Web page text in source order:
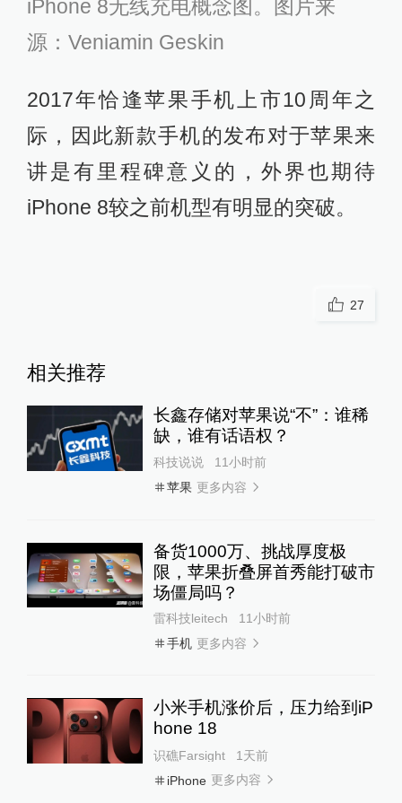
iPhone 8无线充电概念图。图片来
源：Veniamin Geskin
2017年恰逢苹果手机上市10周年之
际，因此新款手机的发布对于苹果来
讲是有里程碑意义的，外界也期待
iPhone 8较之前机型有明显的突破。
27
相关推荐
长鑫存储对苹果说“不”：谁稀
缺，谁有话语权？
科技说说
11小时前
苹果 更多内容
备货1000万、挑战厚度极
限，苹果折叠屏首秀能打破市
场僵局吗？
雷科技leitech
11小时前
手机 更多内容
小米手机涨价后，压力给到iP
hone 18
识礁Farsight
1天前
iPhone 更多内容